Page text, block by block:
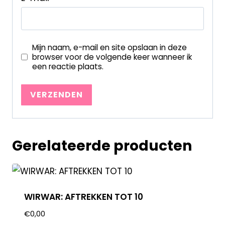
Mijn naam, e-mail en site opslaan in deze
browser voor de volgende keer wanneer ik
een reactie plaats.
Gerelateerde producten
WIRWAR: AFTREKKEN TOT 10
€0,00